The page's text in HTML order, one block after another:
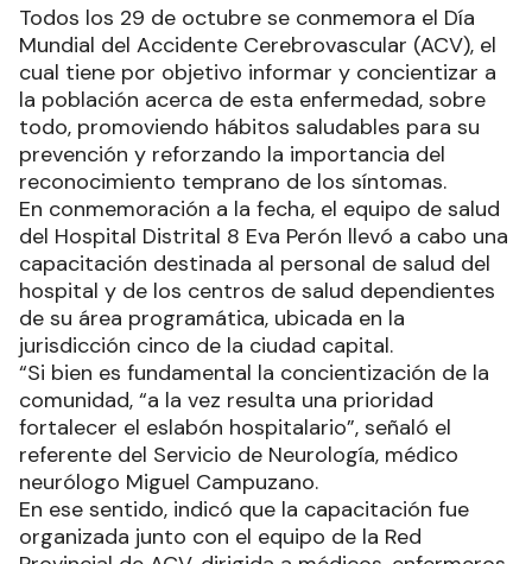
Todos los 29 de octubre se conmemora el Día
Mundial del Accidente Cerebrovascular (ACV), el
cual tiene por objetivo informar y concientizar a
la población acerca de esta enfermedad, sobre
todo, promoviendo hábitos saludables para su
prevención y reforzando la importancia del
reconocimiento temprano de los síntomas.
En conmemoración a la fecha, el equipo de salud
del Hospital Distrital 8 Eva Perón llevó a cabo una
capacitación destinada al personal de salud del
hospital y de los centros de salud dependientes
de su área programática, ubicada en la
jurisdicción cinco de la ciudad capital.
“Si bien es fundamental la concientización de la
comunidad, “a la vez resulta una prioridad
fortalecer el eslabón hospitalario”, señaló el
referente del Servicio de Neurología, médico
neurólogo Miguel Campuzano.
En ese sentido, indicó que la capacitación fue
organizada junto con el equipo de la Red